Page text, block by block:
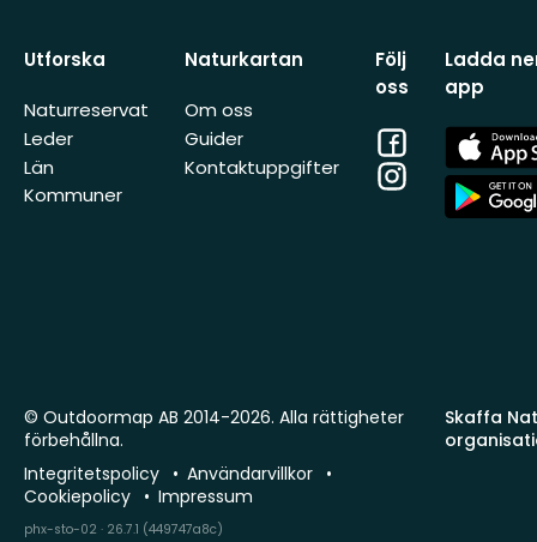
Utforska
Naturreservat
Leder
Län
Kommuner
Naturkartan
Om oss
Guider
Kontaktuppgifter
Följ
oss
Facebook
Instagram
Ladda
app
App
Store
App
Store
Skaffa
© Outdoormap AB 2014-2026. Alla rättigheter
förbehållna.
Integritetspolicy
Användarvillkor
Cookiepolicy
Impressum
phx-sto-02 · 26.7.1 (449747a8c)